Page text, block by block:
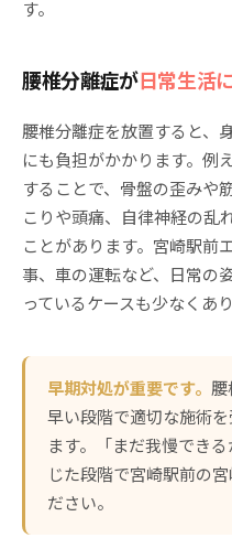
す。
腰椎分離症が日常生活
腰椎分離症を放置すると、
にも負担がかかります。例
することで、骨盤の歪みや
こりや頭痛、自律神経の乱
ことがあります。宮崎駅前
事、車の運転など、日常の
っているケースも少なくあ
早期対処が重要です。
早い段階で適切な施術
ます。「まだ我慢でき
じた段階で宮崎駅前の
ださい。